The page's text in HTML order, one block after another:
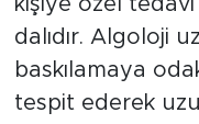
kişiye özel
dalıdır. Algoloji
baskılamaya
tespit ederek